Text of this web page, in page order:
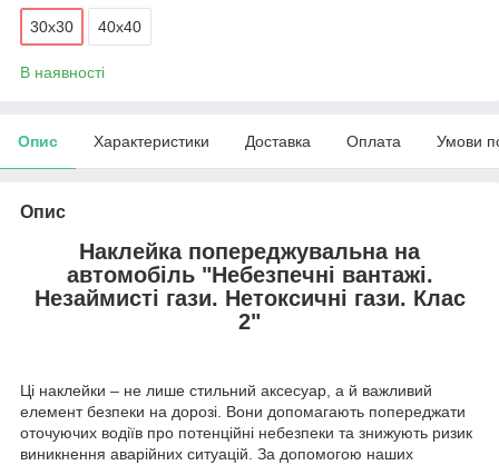
30х30 40х40
В наявності
Опис Характеристики Доставка Оплата Умови
Опис
Наклейка попереджувальна на
автомобіль "Небезпечні вантажі.
Незаймисті гази. Нетоксичні гази. Клас
2"
Ці наклейки – не лише стильний аксесуар, а й важливий
елемент безпеки на дорозі. Вони допомагають попереджати
оточуючих водіїв про потенційні небезпеки та знижують ризик
виникнення аварійних ситуацій. За допомогою наших